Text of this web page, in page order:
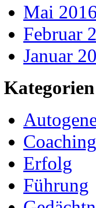
Mai
Februar
Januar
Kategorien
Coaching
Erfolg
Führung